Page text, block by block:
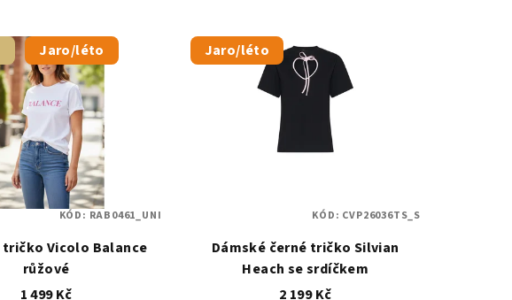
Jaro/léto
tričko Vicolo Balance
růžové
1 499 Kč
KÓD: RAB0461_UNI
Jaro/léto
Dámské černé tričko Silvian
Heach se srdíčkem
2 199 Kč
KÓD: CVP26036TS_S